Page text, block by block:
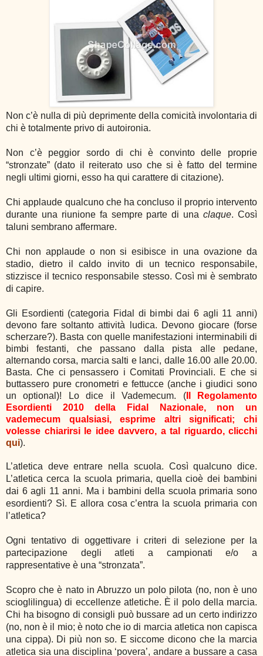
Non c’è nulla di più deprimente della comicità involontaria di
chi è totalmente privo di autoironia.
Non c’è peggior sordo di chi è convinto delle proprie
“stronzate” (dato il reiterato uso che si è fatto del termine
negli ultimi giorni, esso ha qui carattere di citazione).
Chi applaude qualcuno che ha concluso il proprio intervento
durante una riunione fa sempre parte di unaclaque. Così
taluni sembrano affermare.
Chi non applaude o non si esibisce in una ovazione da
stadio, dietro il caldo invito di un tecnico responsabile,
stizzisce il tecnico responsabile stesso. Così mi è sembrato
di capire.
Gli Esordienti (categoria Fidal di bimbi dai 6 agli 11 anni)
devono fare soltanto attività ludica. Devono giocare (forse
scherzare?). Basta con quelle manifestazioni interminabili di
bimbi festanti, che passano dalla pista alle pedane,
alternando corsa, marcia salti e lanci, dalle 16.00 alle 20.00.
Basta. Che ci pensassero i Comitati Provinciali. E che si
buttassero pure cronometri e fettucce (anche i giudici sono
un optional)! Lo dice il Vademecum. (Il Regolamento
Esordienti 2010 della Fidal Nazionale, non un
vademecum qualsiasi, esprime altri significati; chi
volesse chiarirsi le idee davvero, a tal riguardo, clicchi
qui).
L’atletica deve entrare nella scuola. Così qualcuno dice.
L’atletica cerca la scuola primaria, quella cioè dei bambini
dai 6 agli 11 anni. Ma i bambini della scuola primaria sono
esordienti? Sì. E allora cosa c’entra la scuola primaria con
l’atletica?
Ogni tentativo di oggettivare i criteri di selezione per la
partecipazione degli atleti a campionati e/o a
rappresentative è una “stronzata”.
Scopro che è nato in Abruzzo un polo pilota (no, non è uno
scioglilingua) di eccellenze atletiche. È il polo della marcia.
Chi ha bisogno di consigli può bussare ad un certo indirizzo
(no, non è il mio; è noto che io di marcia atletica non capisca
una cippa). Di più non so. E siccome dicono che la marcia
atletica sia una disciplina ‘povera’, andare a bussare a casa